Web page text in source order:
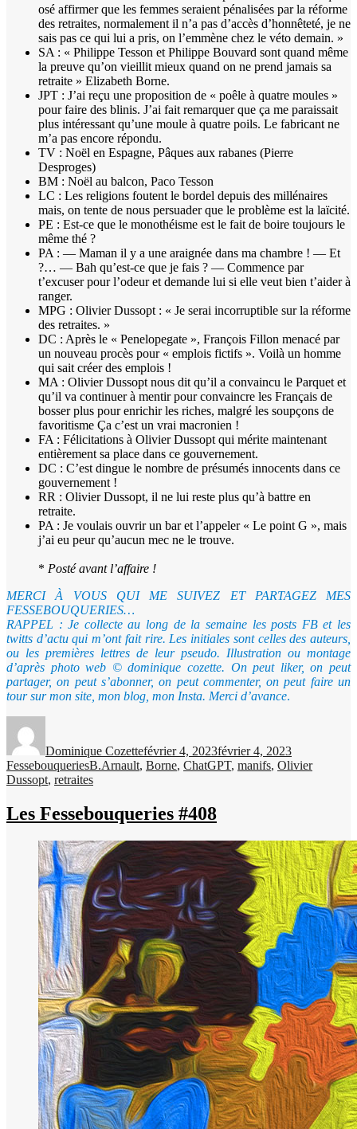
osé affirmer que les femmes seraient pénalisées par la réforme
des retraites, normalement il n’a pas d’accès d’honnêteté, je ne
sais pas ce qui lui a pris, on l’emmène chez le véto demain. »
SA : « Philippe Tesson et Philippe Bouvard sont quand même
la preuve qu’on vieillit mieux quand on ne prend jamais sa
retraite » Elizabeth Borne.
JPT : J’ai reçu une proposition de « poêle à quatre moules »
pour faire des blinis. J’ai fait remarquer que ça me paraissait
plus intéressant qu’une moule à quatre poils. Le fabricant ne
m’a pas encore répondu.
TV : Noël en Espagne, Pâques aux rabanes (Pierre
Desproges)
BM : Noël au balcon, Paco Tesson
LC : Les religions foutent le bordel depuis des millénaires
mais, on tente de nous persuader que le problème est la laïcité.
PE : Est-ce que le monothéisme est le fait de boire toujours le
même thé ?
PA : — Maman il y a une araignée dans ma chambre ! — Et
?… — Bah qu’est-ce que je fais ? — Commence par
t’excuser pour l’odeur et demande lui si elle veut bien t’aider à
ranger.
MPG : Olivier Dussopt : « Je serai incorruptible sur la réforme
des retraites. »
DC : Après le « Penelopegate », François Fillon menacé par
un nouveau procès pour « emplois fictifs ». Voilà un homme
qui sait créer des emplois !
MA : Olivier Dussopt nous dit qu’il a convaincu le Parquet et
qu’il va continuer à mentir pour convaincre les Français de
bosser plus pour enrichir les riches, malgré les soupçons de
favoritisme Ça c’est un vrai macronien !
FA : Félicitations à Olivier Dussopt qui mérite maintenant
entièrement sa place dans ce gouvernement.
DC : C’est dingue le nombre de présumés innocents dans ce
gouvernement !
RR : Olivier Dussopt, il ne lui reste plus qu’à battre en
retraite.
PA : Je voulais ouvrir un bar et l’appeler « Le point G », mais
j’ai eu peur qu’aucun mec ne le trouve.
* Posté avant l’affaire !
MERCI À VOUS QUI ME SUIVEZ ET PARTAGEZ MES
FESSEBOUQUERIES…
RAPPEL : Je collecte au long de la semaine les posts FB et les
twitts d’actu qui m’ont fait rire. Les initiales sont celles des auteurs,
ou les premières lettres de leur pseudo. Illustration ou montage
d’après photo web © dominique cozette. On peut liker, on peut
partager, on peut s’abonner, on peut commenter, on peut faire un
tour sur mon site, mon blog, mon Insta. Merci d’avance.
Dominique Cozettefévrier 4, 2023février 4, 2023
FessebouqueriesÉtiquettes
B.Arnault, Borne, ChatGPT, manifs, Olivier
Dussopt, retraites
Les Fessebouqueries #408